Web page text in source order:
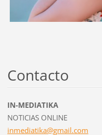
Contacto
IN-MEDIATIKA
NOTICIAS ONLINE
inmediatika@gmail.com